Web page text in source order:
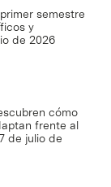
semestre
y
de 2026
cómo
frente al
de julio de